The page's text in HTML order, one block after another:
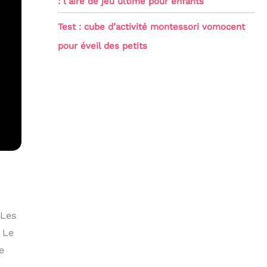
Le
Test : cube d’activité montessori vomocent
pour éveil des petits